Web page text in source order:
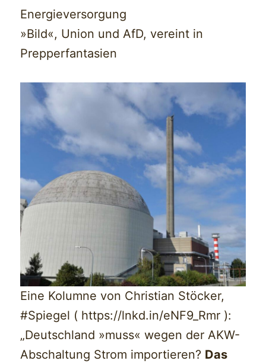
Energieversorgung
»Bild«, Union und AfD, vereint in
Prepperfantasien
Eine Kolumne von Christian Stöcker,
#Spiegel ( https://lnkd.in/eNF9_Rmr ):
„Deutschland »muss« wegen der AKW-
Abschaltung Strom importieren? Das